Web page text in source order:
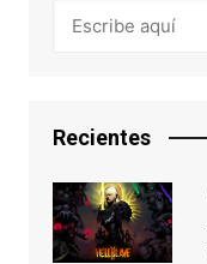
Recientes